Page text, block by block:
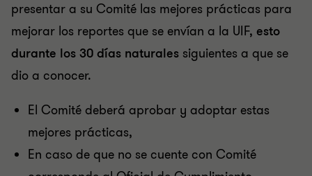
presentar a su Comité las mejores prácticas para
mejorar los reportes que se envían a la UIF, esto
durante los 30 días naturales siguientes a que se
dio a conocer.
El Comité deberá aprobar y adoptar estas
mejores prácticas,
En caso de que no se cuente con Comité